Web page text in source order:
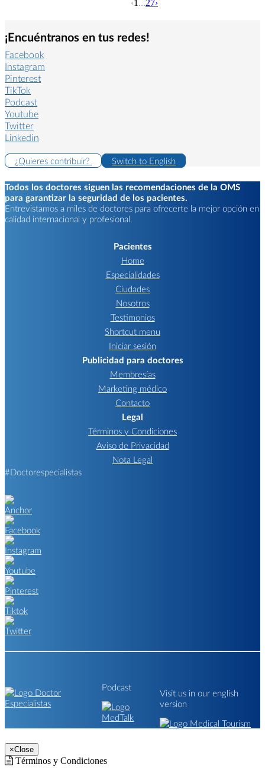
‹1 ...27›
¡Encuéntranos en tus redes!
Facebook
Instagram
Pinterest
TikTok
Podcast
Youtube
Twitter
Linkedin
¿Quieres contribuir? Switch to English
Todos los doctores siguen las recomendaciones de la OMS
para garantizar la seguridad de los pacientes.
Entrevistamos a miles de doctores para ofrecerte la mejor opción en
calidad internacional y profesional.
Pacientes
Home
Especialidades
Ciudades
Nosotros
Testimonios
Shortcut menu
Iniciar sesión
Publicidad para doctores
Membresías
Marketing médico
Contacto
Legal
Términos y Condiciones
Aviso de Privacidad
Nota Legal
#Doctorespecialistas
Podcast
Visit us in our english
version
×Close
Términos y Condiciones